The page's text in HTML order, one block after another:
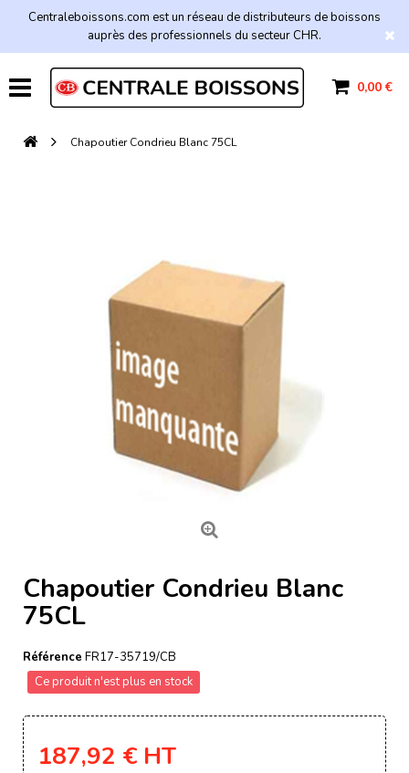
Centraleboissons.com est un réseau de distributeurs de boissons
auprès des professionnels du secteur CHR.
0,00 €
Chapoutier Condrieu Blanc 75CL
Chapoutier Condrieu Blanc
75CL
Référence FR17-35719/CB
Ce produit n'est plus en stock
187,92 € HT